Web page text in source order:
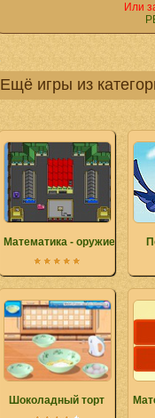
Или
Ещё игры из
Математика - оружие
Шоколадный торт